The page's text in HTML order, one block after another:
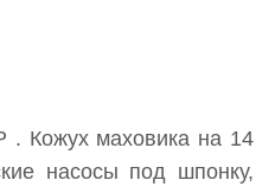
Кожух маховика на 14
насосы под шпонку,